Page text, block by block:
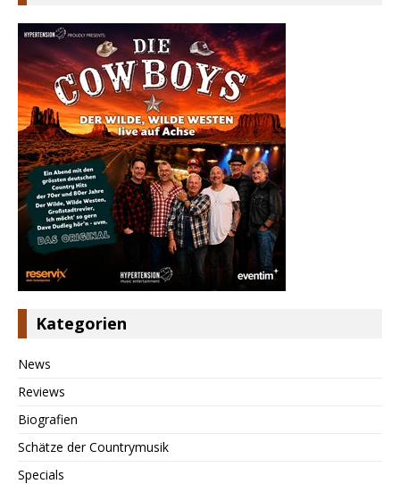
Kategorien
News
Reviews
Biografien
Schätze der Countrymusik
Specials